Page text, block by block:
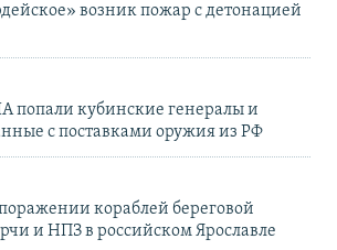
возник пожар с детонацией
попали кубинские генералы и
с поставками оружия из РФ
кораблей береговой
и НПЗ в российском Ярославле